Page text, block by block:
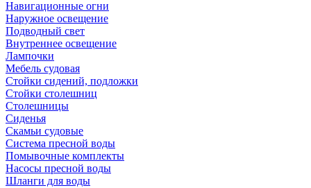
Навигационные огни
Наружное освещение
Подводный свет
Внутреннее освещение
Лампочки
Мебель судовая
Стойки сидений, подложки
Стойки столешниц
Столешницы
Сиденья
Скамьи судовые
Система пресной воды
Помывочные комплекты
Насосы пресной воды
Шланги для воды